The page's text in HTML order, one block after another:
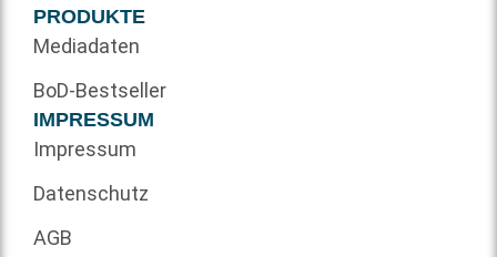
PRODUKTE
Mediadaten
BoD-Bestseller
IMPRESSUM
Impressum
Datenschutz
AGB